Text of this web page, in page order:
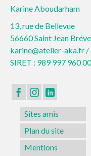
Karine Aboudarham
13, rue de Bellevue
56660 Saint Jean
karine@atelier-aka.fr /
SIRET : 989 997 960
Sites amis
Plan du site
Mentions